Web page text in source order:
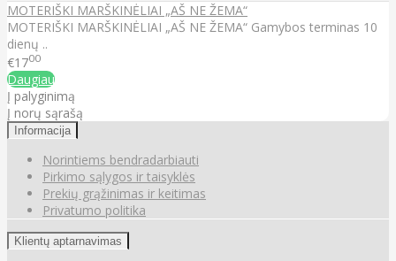
MOTERIŠKI MARŠKINĖLIAI „AŠ NE ŽEMA“
MOTERIŠKI MARŠKINĖLIAI „AŠ NE ŽEMA“ Gamybos terminas 10
dienų ..
€1700
Daugiau
Į palyginimą
Į norų sąrašą
Informacija
Norintiems bendradarbiauti
Pirkimo sąlygos ir taisyklės
Prekių grąžinimas ir keitimas
Privatumo politika
Klientų aptarnavimas